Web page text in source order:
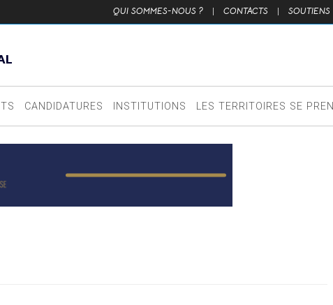
QUI SOMMES-NOUS ? | CONTACTS | SOUTIENS
CANDIDATURES INSTITUTIONS LES TERRITOIRES SE